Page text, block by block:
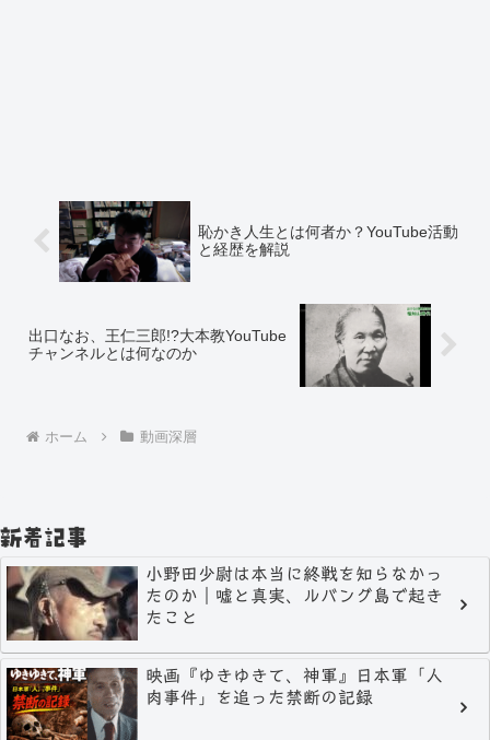
恥かき人生とは何者か？YouTube活動
と経歴を解説
出口なお、王仁三郎!?大本教YouTube
チャンネルとは何なのか
ホーム 動画深層
新着記事
小野田少尉は本当に終戦を知らなかっ
たのか｜嘘と真実、ルバング島で起き
たこと
映画『ゆきゆきて、神軍』日本軍「人
肉事件」を追った禁断の記録